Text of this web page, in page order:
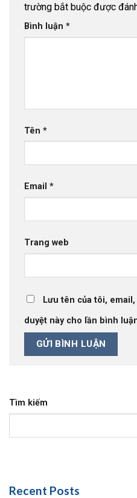
trường bắt buộc được
Bình luận *
Tên *
Email *
Trang web
Lưu tên của tôi,
duyệt này cho lần bình
Tìm kiếm
Recent Posts